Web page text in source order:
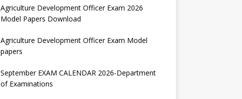
Agriculture Development Officer Exam 2026
Model Papers Download
Agriculture Development Officer Exam Model
papers
September EXAM CALENDAR 2026-Department
of Examinations